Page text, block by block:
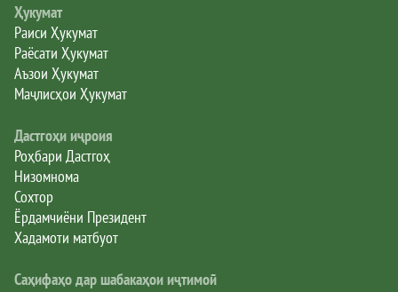
Ҳукумат
Раиси Ҳукумат
Раёсати Ҳукумат
Аъзои Ҳукумат
Маҷлисҳои Ҳукумат
Дастгоҳи иҷроия
Роҳбари Дастгоҳ
Низомнома
Сохтор
Ёрдамчиёни Президент
Хадамоти матбуот
Саҳифаҳо дар шабакаҳои иҷтимоӣ